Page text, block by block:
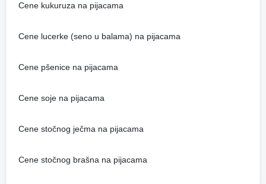
Cene kukuruza na pijacama
Cene lucerke (seno u balama) na pijacama
Cene pšenice na pijacama
Cene soje na pijacama
Cene stočnog ječma na pijacama
Cene stočnog brašna na pijacama